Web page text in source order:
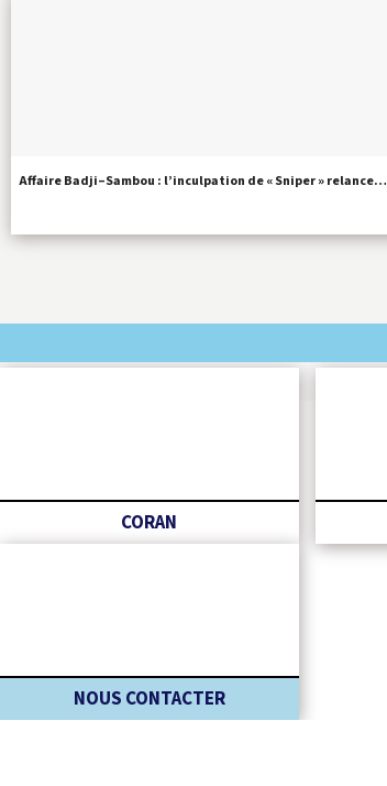
Affaire Badji–Sambou : l’inculpation de « Sniper » relance…
CORAN
NOUS CONTACTER